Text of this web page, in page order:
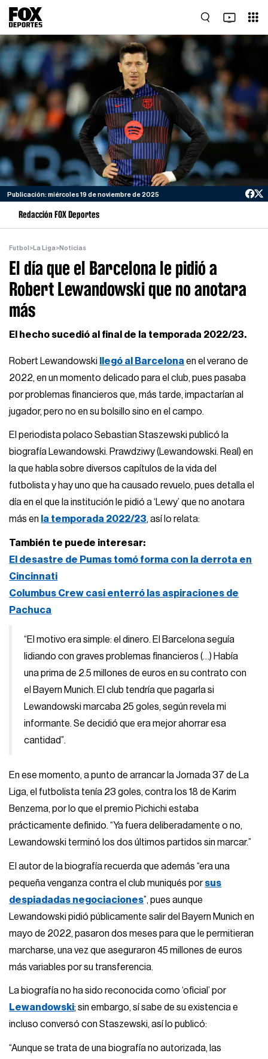
Publicación: miércoles 19 de noviembre de 2025
Redacción FOX Deportes
Futbol >La Liga>Noticias
El día que el Barcelona le pidió a
Robert Lewandowski que no anotara
más
El hecho sucedió al final de la temporada 2022/23.
Robert Lewandowski llegó al Barcelona en el verano de
2022, en un momento delicado para el club, pues pasaba
por problemas financieros que, más tarde, impactarían al
jugador, pero no en su bolsillo sino en el campo.
El periodista polaco Sebastian Staszewski publicó la
biografía Lewandowski. Prawdziwy (Lewandowski. Real) en
la que habla sobre diversos capítulos de la vida del
futbolista y hay uno que ha causado revuelo, pues detalla el
día en el que la institución le pidió a ‘Lewy’ que no anotara
más en la temporada 2022/23, así lo relata:
También te puede interesar:
El desastre de Pumas tomó forma con la derrota en
Cincinnati
Columbus Crew casi enterró las aspiraciones de
Pachuca
“El motivo era simple: el dinero. El Barcelona seguía
lidiando con graves problemas financieros (…) Había
una prima de 2.5 millones de euros en su contrato con
el Bayern Munich. El club tendría que pagarla si
Lewandowski marcaba 25 goles, según revela mi
informante. Se decidió que era mejor ahorrar esa
cantidad”.
En ese momento, a punto de arrancar la Jornada 37 de La
Liga, el futbolista tenía 23 goles, contra los 18 de Karim
Benzema, por lo que el premio Pichichi estaba
prácticamente definido. “Ya fuera deliberadamente o no,
Lewandowski terminó los dos últimos partidos sin marcar.”
El autor de la biografía recuerda que además “era una
pequeña venganza contra el club muniqués porsus
despiadadas negociaciones”, pues aunque
Lewandowski pidió públicamente salir del Bayern Munich en
mayo de 2022, pasaron dos meses para que le permitieran
marcharse, una vez que aseguraron 45 millones de euros
más variables por su transferencia.
La biografía no ha sido reconocida como ‘oficial’ por
Lewandowski; sin embargo, sí sabe de su existencia e
incluso conversó con Staszewski, así lo publicó:
“Aunque se trata de una biografía no autorizada, las